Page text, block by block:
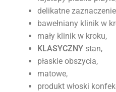
delikatne
bawełniany klinik w
mały klinik w kroku,
KLASYCZNY stan,
płaskie obszycia,
matowe,
produkt włoski